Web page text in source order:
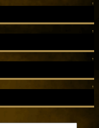
↑
↑
↑
↑